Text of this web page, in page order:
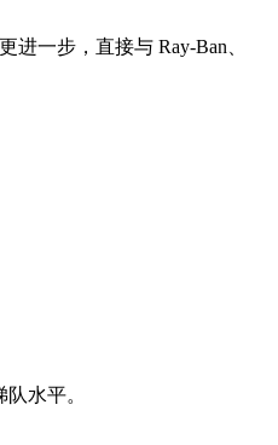
一步，直接与 Ray-Ban、
水平。